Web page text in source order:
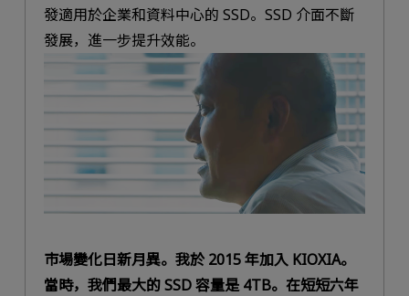
發適用於企業和資料中心的 SSD。SSD 介面不斷
發展，進一步提升效能。
市場變化日新月異。我於 2015 年加入 KIOXIA。
當時，我們最大的 SSD 容量是 4TB。在短短六年